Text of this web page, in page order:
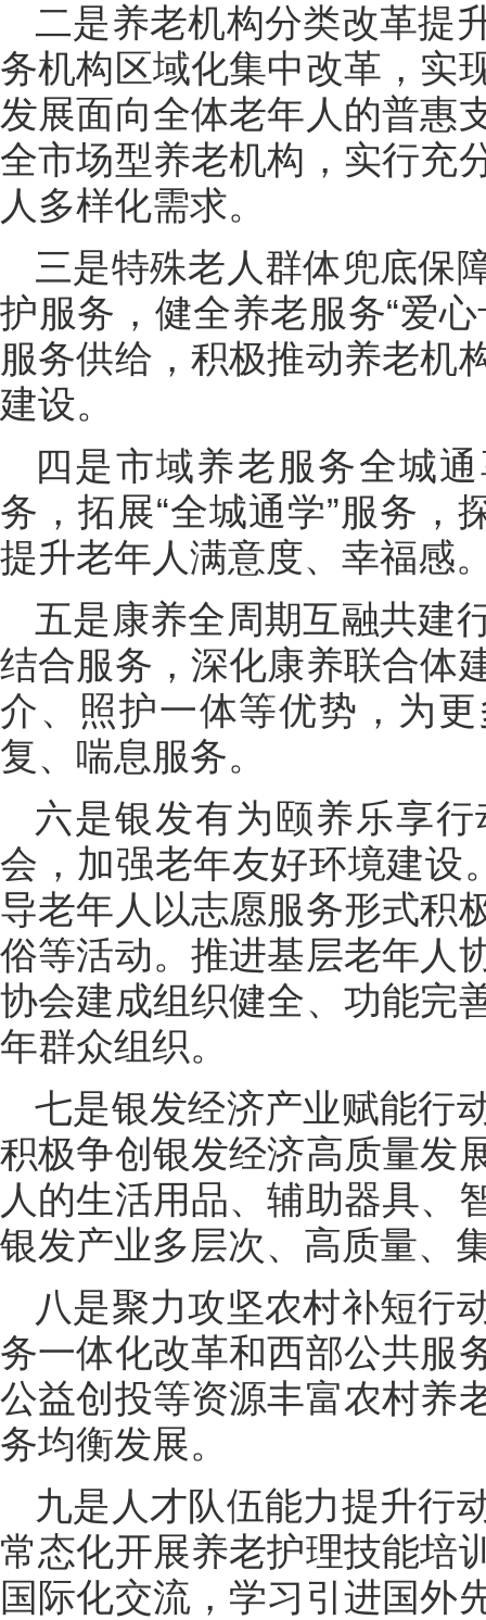
二是养老机构分类改革提
务机构区域化集中改革，实
发展面向全体老年人的普惠
全市场型养老机构，实行充
人多样化需求。
三是特殊老人群体兜底保
护服务，健全养老服务“爱
服务供给，积极推动养老机
建设。
四是市域养老服务全城
务，拓展“全城通学”服务，
提升老年人满意度、幸福感
五是康养全周期互融共建
结合服务，深化康养联合体
介、照护一体等优势，为
复、喘息服务。
六是银发有为颐养乐享
会，加强老年友好环境建设
导老年人以志愿服务形式积
俗等活动。推进基层老年人
协会建成组织健全、功能完
年群众组织。
七是银发经济产业赋能行
积极争创银发经济高质量发
人的生活用品、辅助器具、
银发产业多层次、高质量、
八是聚力攻坚农村补短行
务一体化改革和西部公共服
公益创投等资源丰富农村养
务均衡发展。
九是人才队伍能力提升行
常态化开展养老护理技能培
国际化交流，学习引进国外